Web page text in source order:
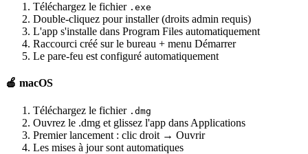
Téléchargez le fichier .exe
Double-cliquez pour installer (droits admin requis)
L'app s'installe dans Program Files automatiquement
Raccourci créé sur le bureau + menu Démarrer
Le pare-feu est configuré automatiquement
🍎 macOS
Téléchargez le fichier .dmg
Ouvrez le .dmg et glissez l'app dans Applications
Premier lancement : clic droit → Ouvrir
Les mises à jour sont automatiques